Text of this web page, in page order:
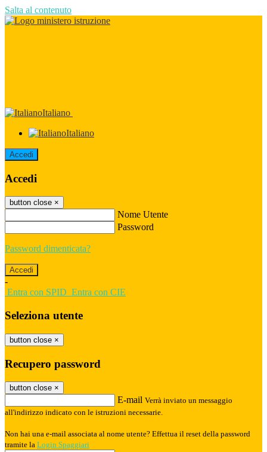
Salta al contenuto
Italiano
Italiano
Accedi
Accedi
button close ×
Nome Utente
Password
Password dimenticata?
-
Entra con SPID Entra con CIE
Seleziona utente
button close ×
Recupero password
button close ×
E-mail Verrà inviato un messaggio
all'indirizzo indicato con le istruzioni necessarie.
Non hai una e-mail associata al nome utente? Effettua il reset della password
tramite la Login Spaggiari